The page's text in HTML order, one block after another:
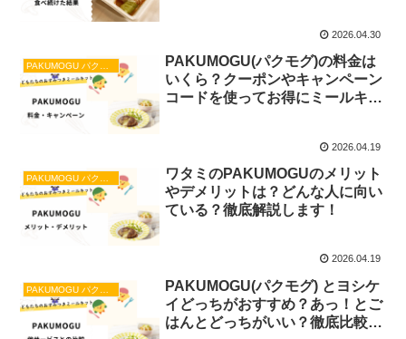
2026.04.30
PAKUMOGU(パクモグ)の料金は
いくら？クーポンやキャンペーン
コードを使ってお得にミールキッ
2026.04.19
ワタミのPAKUMOGUのメリット
やデメリットは？どんな人に向い
ている？徹底解説します！
2026.04.19
PAKUMOGU パクモグ
PAKUMOGU(パクモグ) とヨシケ
イどっちがおすすめ？あっ！とご
はんとどっちがいい？徹底比較し